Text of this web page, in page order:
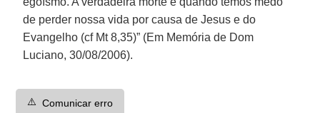
de perder nossa vida por causa de Jesus e do
Evangelho (cf Mt 8,35)” (Em Memória de Dom
Luciano, 30/08/2006).
⚠️ Comunicar erro